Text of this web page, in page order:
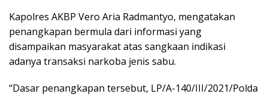
Kapolres AKBP Vero Aria Radmantyo, mengatakan
penangkapan bermula dari informasi yang
disampaikan masyarakat atas sangkaan indikasi
adanya transaksi narkoba jenis sabu.
“Dasar penangkapan tersebut, LP/A-140/III/2021/Polda